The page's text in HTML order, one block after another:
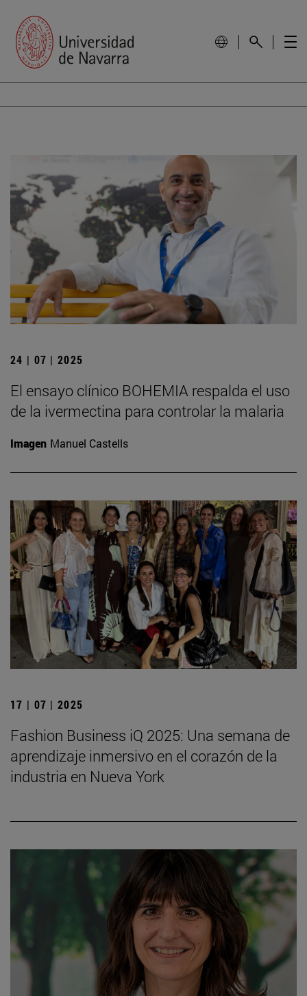
24 | 07 | 2025
El ensayo clínico BOHEMIA respalda el uso
de la ivermectina para controlar la malaria
Imagen Manuel Castells
17 | 07 | 2025
Fashion Business iQ 2025: Una semana de
aprendizaje inmersivo en el corazón de la
industria en Nueva York